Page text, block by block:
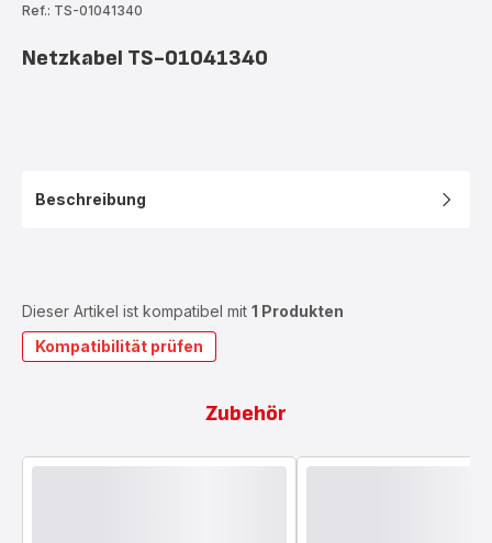
Ref.: TS-01041340
Netzkabel TS-01041340
Beschreibung
Dieser Artikel ist kompatibel mit 1 Produkten
Kompatibilität prüfen
Zubehör